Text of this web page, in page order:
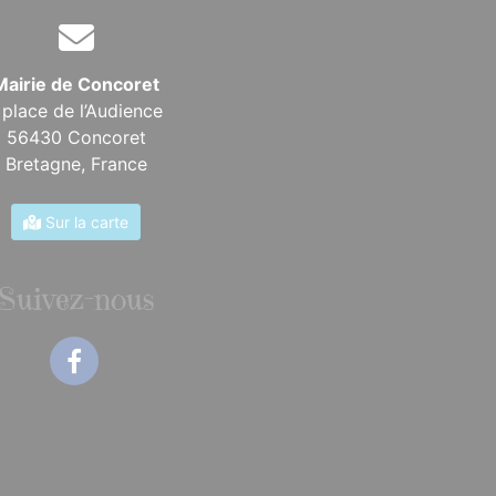
de Concoret
place de l’Audience
56430 Concoret
Bretagne, France
Sur la carte
Suivez-nous